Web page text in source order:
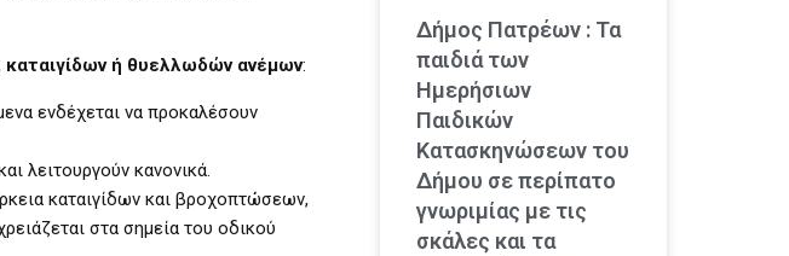
ή θυελλωδών ανέμων:
ενδέχεται να προκαλέσουν
λειτουργούν κανονικά.
καταιγίδων και βροχοπτώσεων,
στα σημεία του οδικού
Δήμος Πατρέων : Τα
παιδιά των
Ημερήσιων
Παιδικών
Κατασκηνώσεων του
Δήμου σε περίπατο
γνωριμίας με τις
σκάλες και τα